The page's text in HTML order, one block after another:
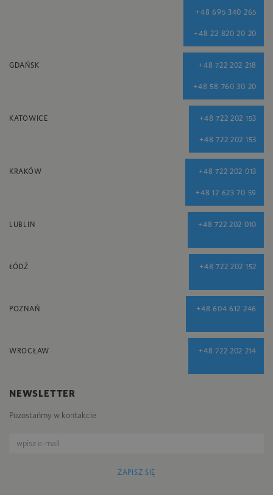
+48 695 340 265
+48 22 820 20 20
GDAŃSK +48 722 202 218
+48 58 760 30 20
KATOWICE +48 722 202 153
+48 722 202 153
KRAKÓW +48 722 202 013
+48 12 623 70 59
LUBLIN +48 722 202 010
ŁÓDŹ +48 722 202 152
POZNAŃ +48 604 612 246
WROCŁAW +48 722 202 214
NEWSLETTER
Pozostańmy w kontakcie
ZAPISZ SIĘ